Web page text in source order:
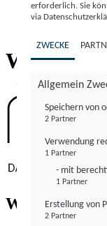
Institutional
Wie gewohnt
erforderlich. Sie
via
ZWECKE
Allgemein
Speichern von
2 Partner
Verwendung
1 Partner
- mit
1 Partner
Erstellung von
2 Partner